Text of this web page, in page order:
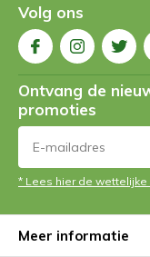
Volg ons
Ontvang de
promoties
* Lees hier de
Meer informatie